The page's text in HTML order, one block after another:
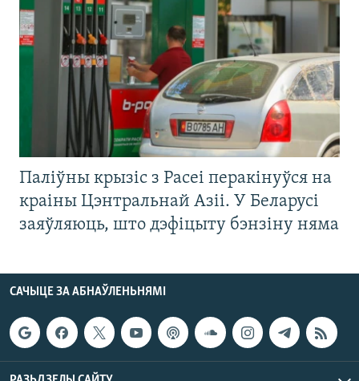
Паліўны крызіс з Расеі перакінуўся на
краіны Цэнтральнай Азіі. У Беларусі
заяўляюць, што дэфіцыту бэнзіну няма
САЧЫЦЕ ЗА АБНАЎЛЕНЬНЯМІ